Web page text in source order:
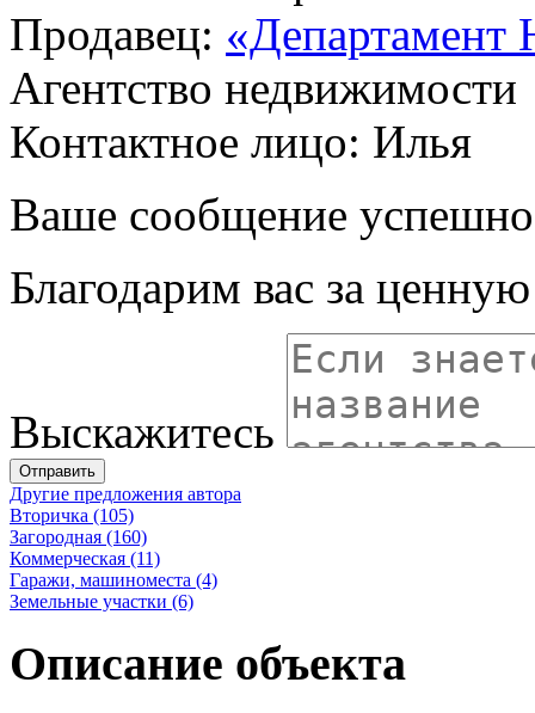
Продавец: «Департамент
Агентство недвижимости
Контактное лицо: Илья
Ваше сообщение успешно
Благодарим вас за
Выскажитесь
Отправить
Другие предложения автора
Вторичка (105)
Загородная (160)
Коммерческая (11)
Гаражи, машиноместа (4)
Земельные участки (6)
Описание объекта